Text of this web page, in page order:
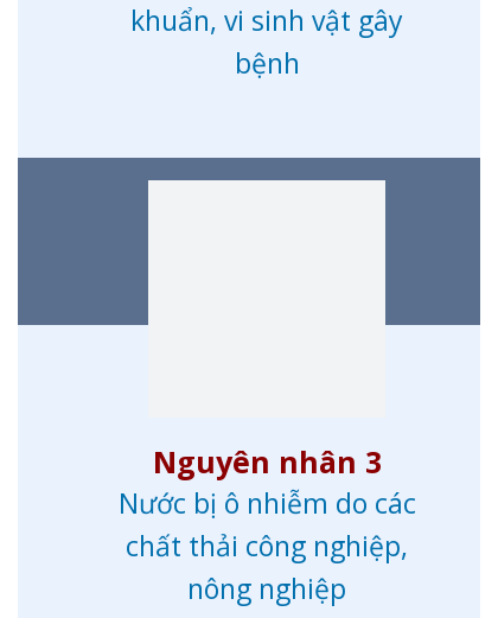
khuẩn, vi sinh vật gây
bệnh
Nguyên nhân 3
Nước bị ô nhiễm do các
chất thải công nghiệp,
nông nghiệp